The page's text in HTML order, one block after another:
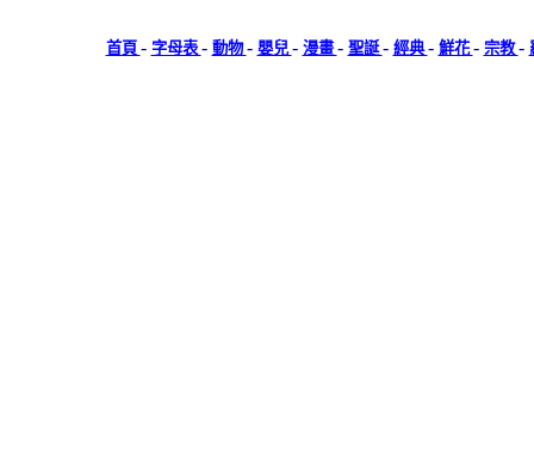
首頁 - 字母表 - 動物- 嬰兒- 漫畫- 聖誕- 經典- 鮮花- 宗教-